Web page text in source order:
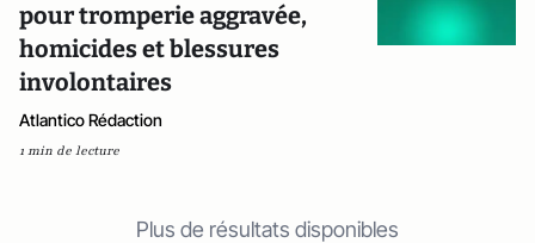
pour tromperie aggravée,
homicides et blessures
involontaires
Atlantico Rédaction
1 min de lecture
Plus de résultats disponibles